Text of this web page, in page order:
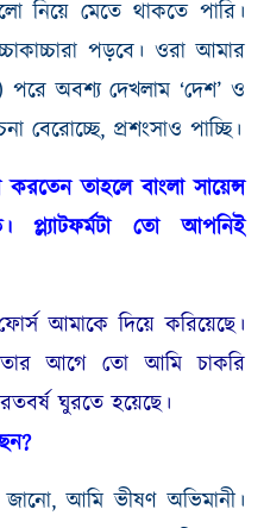
নিয়ে মেতে থাকতে পারি।
পড়বে। ওরা আমার
পরে অবশ্য দেখলাম ‘দেশ’ ও
বেরোচ্ছে, প্রশংসাও পাচ্ছি।
করতেন তাহলে বাংলা সায়েন্স
। প্ল্যাটফর্মটা তো
আপনিই
আমাকে দিয়ে করিয়েছে।
তার আগে তো আমি চাকরি
ঘুরতে হয়েছে।
?
, আমি ভীষণ অভিমানী।